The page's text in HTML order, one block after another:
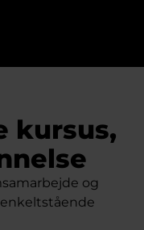
kursus,
og